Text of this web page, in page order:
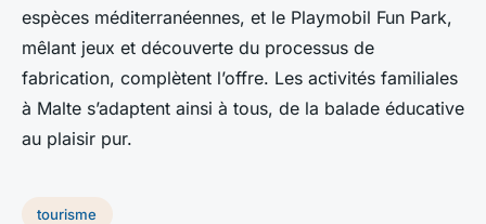
espèces méditerranéennes, et le Playmobil Fun Park,
mêlant jeux et découverte du processus de
fabrication, complètent l’offre. Les activités familiales
à Malte s’adaptent ainsi à tous, de la balade éducative
au plaisir pur.
tourisme